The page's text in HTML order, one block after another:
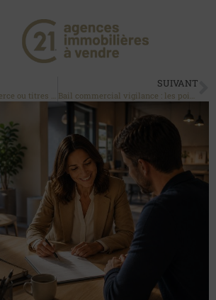
SUIVANT